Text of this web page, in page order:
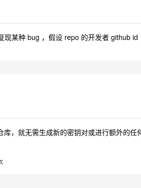
现某种 bug ，假设 repo 的开发者 github id
，就无需生成新的密钥对或进行额外的任
: